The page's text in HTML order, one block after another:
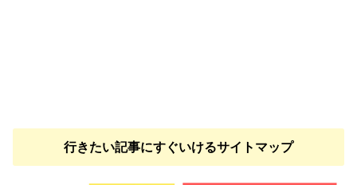
行きたい記事にすぐいけるサイトマップ